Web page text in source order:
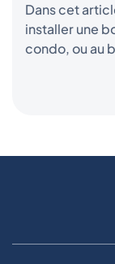
Dans cet
installer une
condo, ou au